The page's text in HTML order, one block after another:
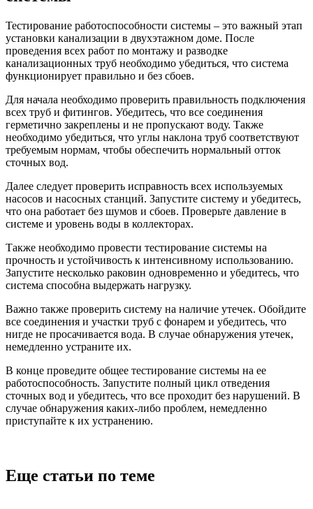
Тестирование работоспособности системы – это важный этап
установки канализации в двухэтажном доме. После
проведения всех работ по монтажу и разводке
канализационных труб необходимо убедиться, что система
функционирует правильно и без сбоев.
Для начала необходимо проверить правильность подключения
всех труб и фитингов. Убедитесь, что все соединения
герметично закреплены и не пропускают воду. Также
необходимо убедиться, что углы наклона труб соответствуют
требуемым нормам, чтобы обеспечить нормальный отток
сточных вод.
Далее следует проверить исправность всех используемых
насосов и насосных станций. Запустите систему и убедитесь,
что она работает без шумов и сбоев. Проверьте давление в
системе и уровень воды в коллекторах.
Также необходимо провести тестирование системы на
прочность и устойчивость к интенсивному использованию.
Запустите несколько раковин одновременно и убедитесь, что
система способна выдержать нагрузку.
Важно также проверить систему на наличие утечек. Обойдите
все соединения и участки труб с фонарем и убедитесь, что
нигде не просачивается вода. В случае обнаружения утечек,
немедленно устраните их.
В конце проведите общее тестирование системы на ее
работоспособность. Запустите полный цикл отведения
сточных вод и убедитесь, что все проходит без нарушений. В
случае обнаружения каких-либо проблем, немедленно
приступайте к их устранению.
Еще статьи по теме